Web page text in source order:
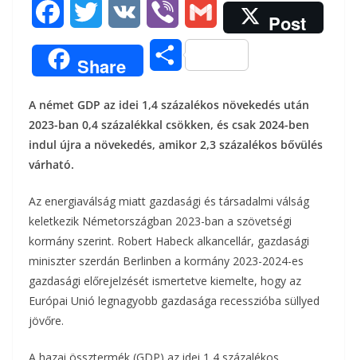
a
c
e
b
o
o
k
w
i
t
t
r
K
i
b
e
r
m
a
i
l
Post
Share
O
s
z
m
e
g
A német GDP az idei 1,4 százalékos növekedés után
2023-ban 0,4 százalékkal csökken, és csak 2024-ben
indul újra a növekedés, amikor 2,3 százalékos bővülés
várható.
Az energiaválság miatt gazdasági és társadalmi válság
keletkezik Németországban 2023-ban a szövetségi
kormány szerint. Robert Habeck alkancellár, gazdasági
miniszter szerdán Berlinben a kormány 2023-2024-es
gazdasági előrejelzését ismertetve kiemelte, hogy az
Európai Unió legnagyobb gazdasága recesszióba süllyed
jövőre.